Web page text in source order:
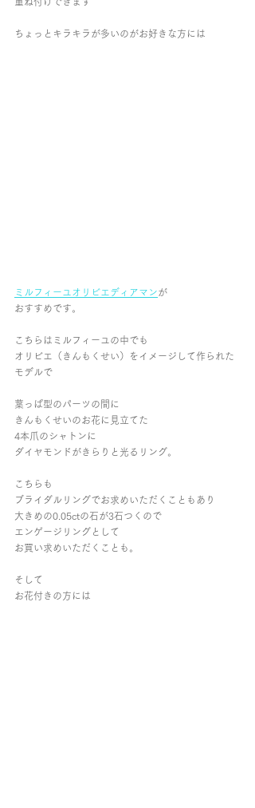
ちょっとキラキラが多いのがお好きな方には
ミルフィーユオリビエディアマンが
おすすめです。
こちらはミルフィーユの中でも
オリビエ（きんもくせい）をイメージして作られた
モデルで
葉っぱ型のパーツの間に
きんもくせいのお花に見立てた
4本爪のシャトンに
ダイヤモンドがきらりと光るリング。
こちらも
ブライダルリングでお求めいただくこともあり
大きめの0.05ctの石が3石つくので
エンゲージリングとして
お買い求めいただくことも。
そして
お花付きの方には